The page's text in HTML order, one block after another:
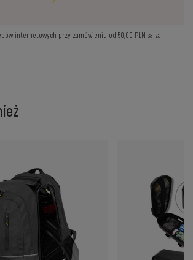
internetowych przy zamówieniu od50,00 PLN są za